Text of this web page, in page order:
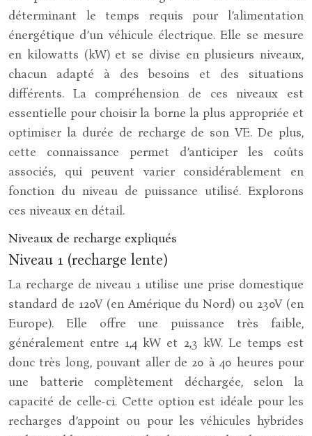
déterminant le temps requis pour l’alimentation
énergétique d’un véhicule électrique. Elle se mesure
en kilowatts (kW) et se divise en plusieurs niveaux,
chacun adapté à des besoins et des situations
différents. La compréhension de ces niveaux est
essentielle pour choisir la borne la plus appropriée et
optimiser la durée de recharge de son VE. De plus,
cette connaissance permet d’anticiper les coûts
associés, qui peuvent varier considérablement en
fonction du niveau de puissance utilisé. Explorons
ces niveaux en détail.
Niveaux de recharge expliqués
Niveau 1 (recharge lente)
La recharge de niveau 1 utilise une prise domestique
standard de 120V (en Amérique du Nord) ou 230V (en
Europe). Elle offre une puissance très faible,
généralement entre 1,4 kW et 2,3 kW. Le temps est
donc très long, pouvant aller de 20 à 40 heures pour
une batterie complètement déchargée, selon la
capacité de celle-ci. Cette option est idéale pour les
recharges d’appoint ou pour les véhicules hybrides